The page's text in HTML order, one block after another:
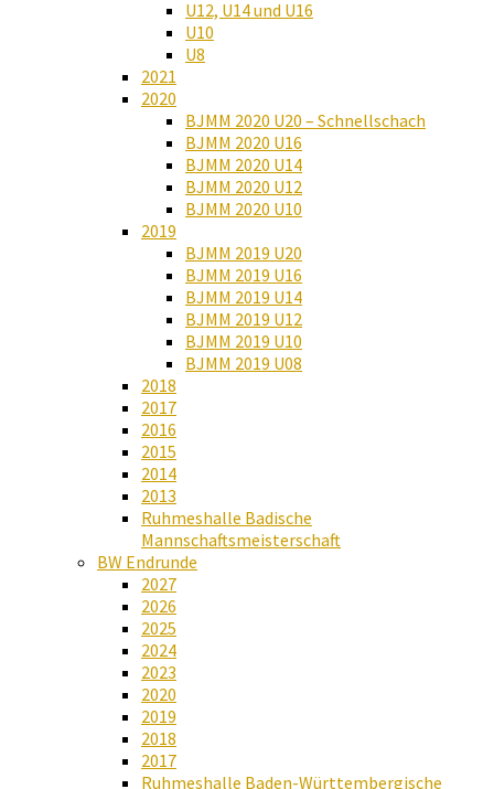
U12, U14 und U16
U10
U8
2021
2020
BJMM 2020 U20 – Schnellschach
BJMM 2020 U16
BJMM 2020 U14
BJMM 2020 U12
BJMM 2020 U10
2019
BJMM 2019 U20
BJMM 2019 U16
BJMM 2019 U14
BJMM 2019 U12
BJMM 2019 U10
BJMM 2019 U08
2018
2017
2016
2015
2014
2013
Ruhmeshalle Badische
Mannschaftsmeisterschaft
BW Endrunde
2027
2026
2025
2024
2023
2020
2019
2018
2017
Ruhmeshalle Baden-Württembergische